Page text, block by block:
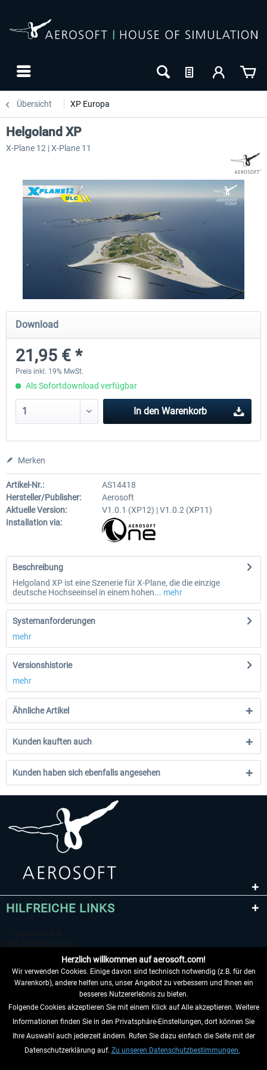
Übersicht XP Europa
Airport Berlin Brandenburg V2 XP
29,95 € *
Airport Zürich V2.0 XP
Helgoland XP
X-Plane 12 | X-Plane 11
Download
21,95 € *
Preis inkl. 19% MwSt.
Als Sofortdownload verfügbar
In den Warenkorb
Merken
Artikel-Nr.:
AS14418
Hersteller/Publisher:
Aerosoft
Aktuelle Version:
V1.0.1 (XP12) | V1.0.2 (XP11)
Installation via:
Beschreibung
Helgoland XP ist eine Szenerie für X-Plane, die die einzige
deutsche Hochseeinsel in einem hohen... mehr
Systemanforderungen
mehr
Versionshistorie
mehr
Ähnliche Artikel
Kunden kauften auch
Kunden haben sich ebenfalls angesehen
HILFREICHE LINKS
VERTRAG WIDERRUFEN
INFORMATIONEN
Herzlich willkommen auf aerosoft.com!
Wir verwenden Cookies. Einige davon sind technisch notwendig (z.B. für den
Warenkorb), andere helfen uns, unser Angebot zu verbessern und Ihnen ein
besseres Nutzererlebnis zu bieten.
Folgende Cookies akzeptieren Sie mit einem Klick auf Alle akzeptieren. Weitere
Informationen finden Sie in den Privatsphäre-Einstellungen, dort können Sie
Ihre Auswahl auch jederzeit ändern. Rufen Sie dazu einfach die Seite mit der
Datenschutzerklärung auf. Zu unseren Datenschutzbestimmungen.